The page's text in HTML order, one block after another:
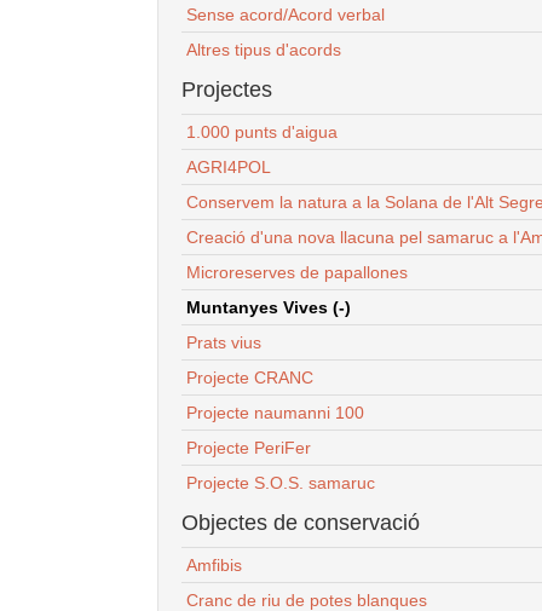
Sense acord/Acord verbal
Altres tipus d'acords
Projectes
1.000 punts d'aigua
AGRI4POL
Conservem la natura a la Solana de l'Alt
Creació d'una nova llacuna pel samaruc a
Microreserves de papallones
Muntanyes Vives (-)
Prats vius
Projecte CRANC
Projecte naumanni 100
Projecte PeriFer
Projecte S.O.S. samaruc
Objectes de conservació
Amfibis
Cranc de riu de potes blanques